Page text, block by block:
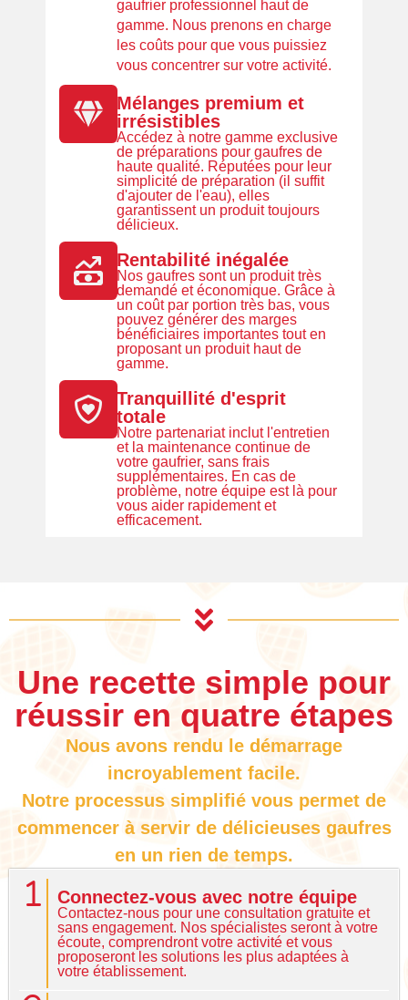
gaufrier professionnel haut de
gamme. Nous prenons en charge
les coûts pour que vous puissiez
vous concentrer sur votre activité.
Mélanges premium et
irrésistibles
Accédez à notre gamme exclusive
de préparations pour gaufres de
haute qualité. Réputées pour leur
simplicité de préparation (il suffit
d'ajouter de l'eau), elles
garantissent un produit toujours
délicieux.
Rentabilité inégalée
Nos gaufres sont un produit très
demandé et économique. Grâce à
un coût par portion très bas, vous
pouvez générer des marges
bénéficiaires importantes tout en
proposant un produit haut de
gamme.
Tranquillité d'esprit
totale
Notre partenariat inclut l'entretien
et la maintenance continue de
votre gaufrier, sans frais
supplémentaires. En cas de
problème, notre équipe est là pour
vous aider rapidement et
efficacement.
Une recette simple pour
réussir en quatre étapes
Nous avons rendu le démarrage
incroyablement facile.
Notre processus simplifié vous permet de
commencer à servir de délicieuses gaufres
en un rien de temps.
Connectez-vous avec notre équipe
Contactez-nous pour une consultation gratuite et
sans engagement. Nos spécialistes seront à votre
écoute, comprendront votre activité et vous
proposeront les solutions les plus adaptées à
votre établissement.